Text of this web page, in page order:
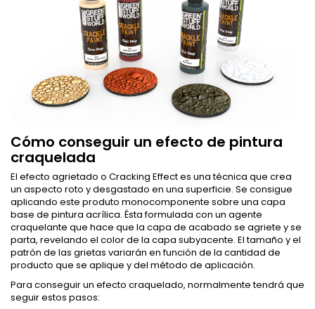
Cómo conseguir un efecto de pintura
craquelada
El efecto agrietado o Cracking Effect es una técnica que crea
un aspecto roto y desgastado en una superficie. Se consigue
aplicando este produto monocomponente sobre una capa
base de pintura acrílica. Ésta formulada con un agente
craquelante que hace que la capa de acabado se agriete y se
parta, revelando el color de la capa subyacente. El tamaño y el
patrón de las grietas variarán en función de la cantidad de
producto que se aplique y del método de aplicación.
Para conseguir un efecto craquelado, normalmente tendrá que
seguir estos pasos: